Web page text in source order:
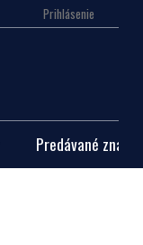
Prihlásenie
Predávané značky